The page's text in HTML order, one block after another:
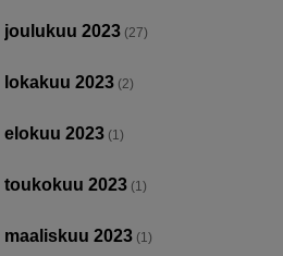
joulukuu 2023 (27)
lokakuu 2023 (2)
elokuu 2023 (1)
toukokuu 2023 (1)
maaliskuu 2023 (1)